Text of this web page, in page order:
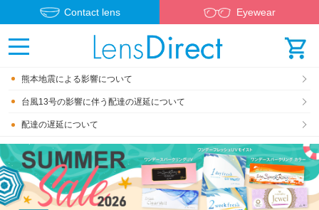
Contact lens Eyewear
熊本地震による影響について
台風13号の影響に伴う配達の遅延について
配達の遅延について